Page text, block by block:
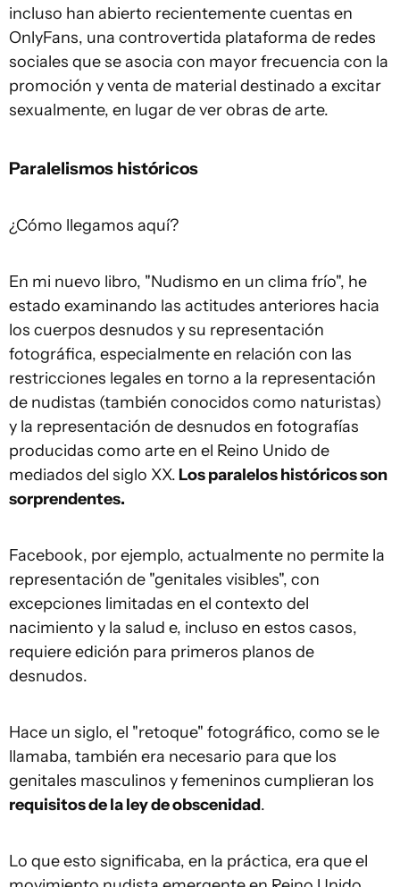
incluso han abierto recientemente cuentas en
OnlyFans, una controvertida plataforma de redes
sociales que se asocia con mayor frecuencia con la
promoción y venta de material destinado a excitar
sexualmente, en lugar de ver obras de arte.
Paralelismos históricos
¿Cómo llegamos aquí?
En mi nuevo libro, "Nudismo en un clima frío", he
estado examinando las actitudes anteriores hacia
los cuerpos desnudos y su representación
fotográfica, especialmente en relación con las
restricciones legales en torno a la representación
de nudistas (también conocidos como naturistas)
y la representación de desnudos en fotografías
producidas como arte en el Reino Unido de
mediados del siglo XX. Los paralelos históricos son
sorprendentes.
Facebook, por ejemplo, actualmente no permite la
representación de "genitales visibles", con
excepciones limitadas en el contexto del
nacimiento y la salud e, incluso en estos casos,
requiere edición para primeros planos de
desnudos.
Hace un siglo, el "retoque" fotográfico, como se le
llamaba, también era necesario para que los
genitales masculinos y femeninos cumplieran los
requisitos de la ley de obscenidad.
Lo que esto significaba, en la práctica, era que el